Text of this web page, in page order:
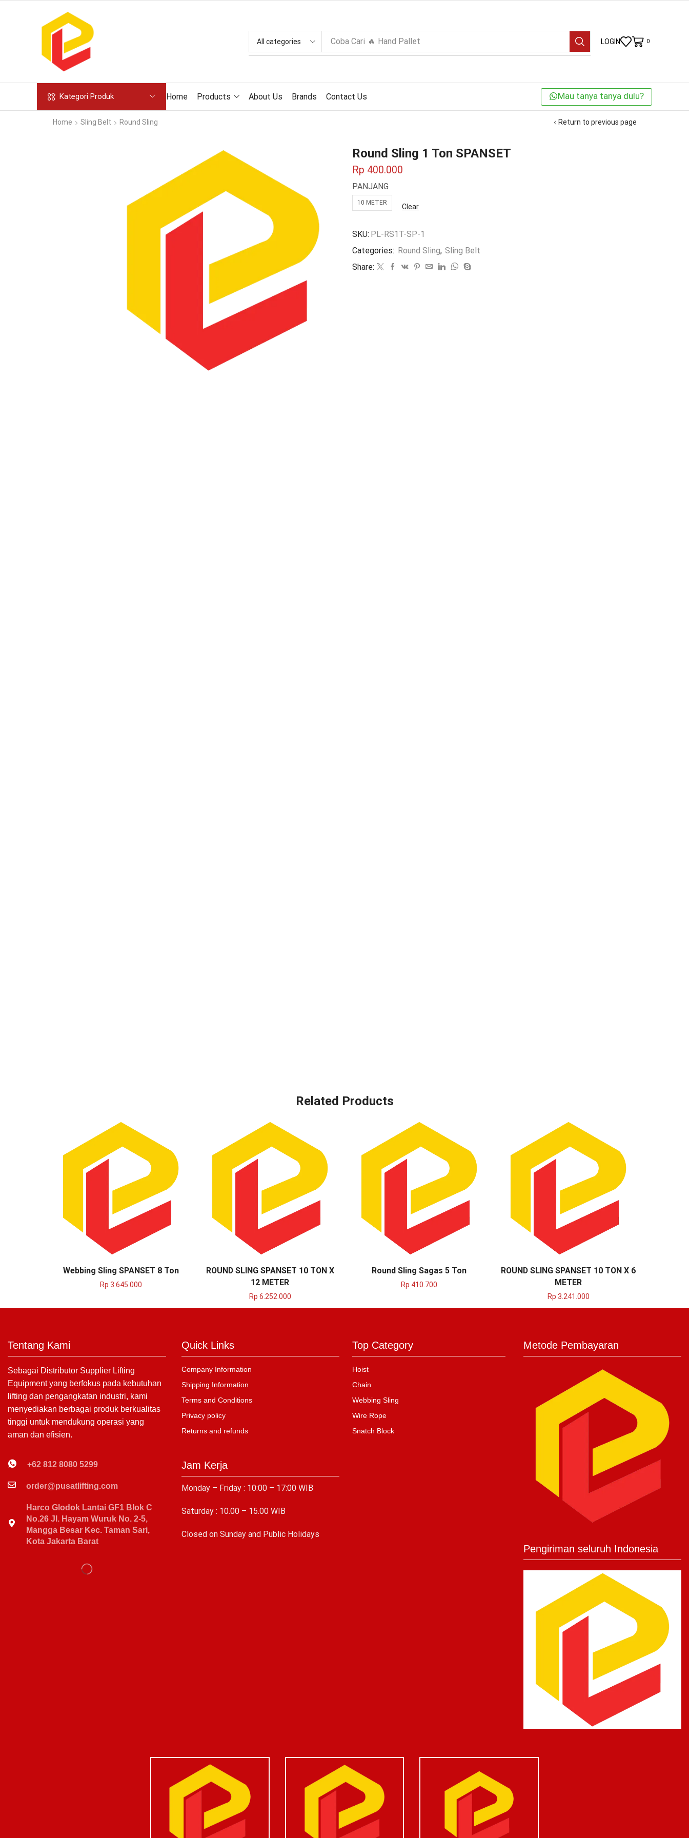
Coba Cari 🔥 Hand Pallet LOGIN 0
Kategori Produk Home Products About Us Brands Contact Us Mau tanya tanya dulu?
Home Sling Belt Round Sling Return to previous page
Round Sling 1 Ton SPANSET
Rp 400.000
PANJANG
10 METER
Clear
SKU: PL-RS1T-SP-1
Categories: Round Sling, Sling Belt
Share:
Related Products
Webbing Sling SPANSET 8 Ton
Rp 3.645.000
ROUND SLING SPANSET 10 TON X
12 METER
Rp 6.252.000
Round Sling Sagas 5 Ton
Rp 410.700
ROUND SLING SPANSET 10 TON X 6
METER
Rp 3.241.000
Tentang Kami
Sebagai Distributor Supplier Lifting
Equipment yang berfokus pada kebutuhan
lifting dan pengangkatan industri, kami
menyediakan berbagai produk berkualitas
tinggi untuk mendukung operasi yang
aman dan efisien.
+62 812 8080 5299
order@pusatlifting.com
Harco Glodok Lantai GF1 Blok C
No.26 Jl. Hayam Wuruk No. 2-5,
Mangga Besar Kec. Taman Sari,
Kota Jakarta Barat
Quick Links
Company Information
Shipping Information
Terms and Conditions
Privacy policy
Returns and refunds
Jam Kerja
Monday – Friday : 10:00 – 17:00 WIB
Saturday : 10.00 – 15.00 WIB
Closed on Sunday and Public Holidays
Top Category
Hoist
Chain
Webbing Sling
Wire Rope
Snatch Block
Metode Pembayaran
Pengiriman seluruh Indonesia